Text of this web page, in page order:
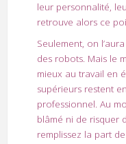
leur personnalité,
retrouve alors ce
Seulement, on
des robots. Mais le
mieux au travail en
supérieurs restent
professionnel. Au
blâmé ni de risquer
remplissez la part